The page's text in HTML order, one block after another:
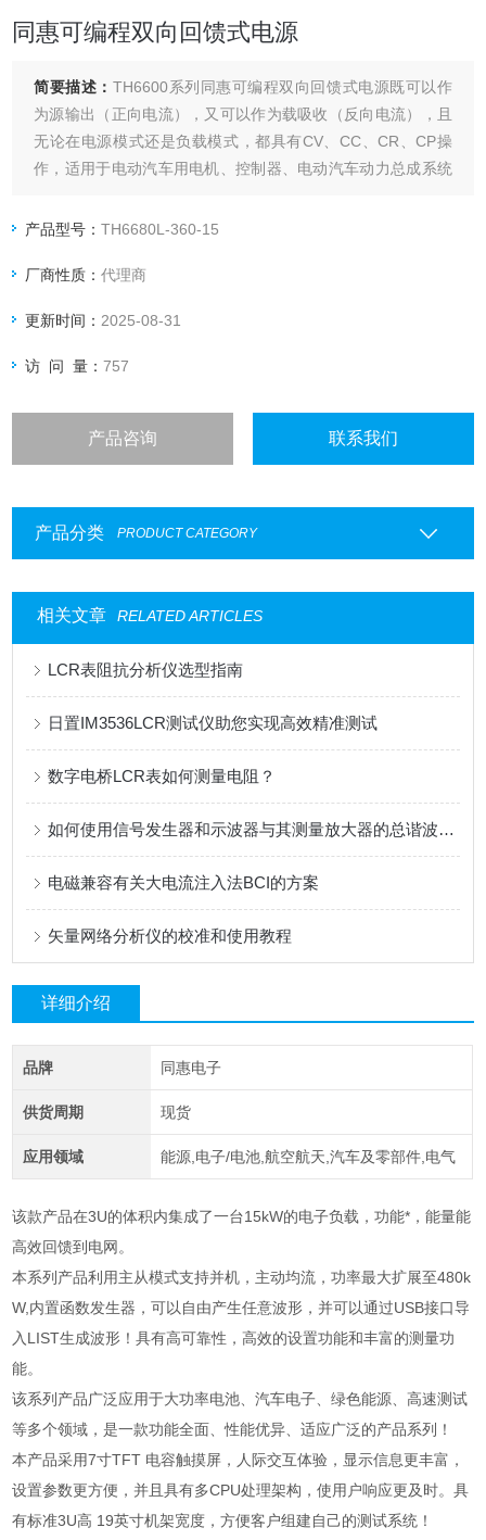
同惠可编程双向回馈式电源
简要描述： TH6600系列同惠可编程双向回馈式电源既可以作
为源输出（正向电流），又可以作为载吸收（反向电流），且
无论在电源模式还是负载模式，都具有CV、CC、CR、CP操
作，适用于电动汽车用电机、控制器、电动汽车动力总成系统
产品型号：TH6680L-360-15
厂商性质：代理商
更新时间： 2025-08-31
访 问 量：757
产品咨询 联系我们
产品分类 PRODUCT CATEGORY
相关文章 RELATED ARTICLES
LCR表阻抗分析仪选型指南
日置IM3536LCR测试仪助您实现高效精准测试
数字电桥LCR表如何测量电阻？
如何使用信号发生器和示波器与其测量放大器的总谐波失真(THD)
电磁兼容有关大电流注入法BCI的方案
矢量网络分析仪的校准和使用教程
详细介绍
品牌 同惠电子
供货周期 现货
应用领域 能源,电子/电池,航空航天,汽车及零部件,电气
该款产品在3U的体积内集成了一台15kW的电子负载，功能*，能量能
高效回馈到电网。
本系列产品利用主从模式支持并机，主动均流，功率最大扩展至480k
W, 内置函数发生器，可以自由产生任意波形，并可以通过USB接口导
入 LIST生成波形！具有高可靠性，高效的设置功能和丰富的测量功
能。
该系列产品广泛应用于大功率电池、汽车电子、绿色能源、高速测试
等多个领域，是一款功能全面、性能优异、适应广泛的产品系列！
本产品采用7寸TFT 电容触摸屏，人际交互体验，显示信息更丰富，
设置参数更方便，并且具有多CPU处理架构，使用户响应更及时。具
有标准3U高 19英寸机架宽度，方便客户组建自己的测试系统！